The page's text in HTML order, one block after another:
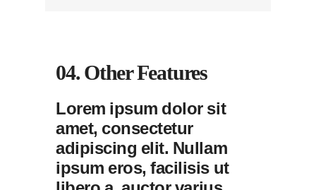
04. Other Features
Lorem ipsum dolor sit
amet, consectetur
adipiscing elit. Nullam
ipsum eros, facilisis ut